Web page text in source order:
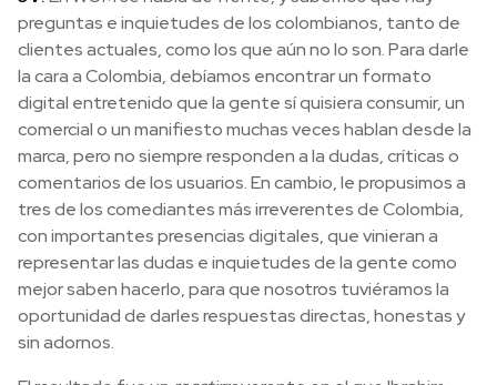
preguntas e inquietudes de los colombianos, tanto de
clientes actuales, como los que aún no lo son. Para darle
la cara a Colombia, debíamos encontrar un formato
digital entretenido que la gente sí quisiera consumir, un
comercial o un manifiesto muchas veces hablan desde la
marca, pero no siempre responden a la dudas, críticas o
comentarios de los usuarios. En cambio, le propusimos a
tres de los comediantes más irreverentes de Colombia,
con importantes presencias digitales, que vinieran a
representar las dudas e inquietudes de la gente como
mejor saben hacerlo, para que nosotros tuviéramos la
oportunidad de darles respuestas directas, honestas y
sin adornos.